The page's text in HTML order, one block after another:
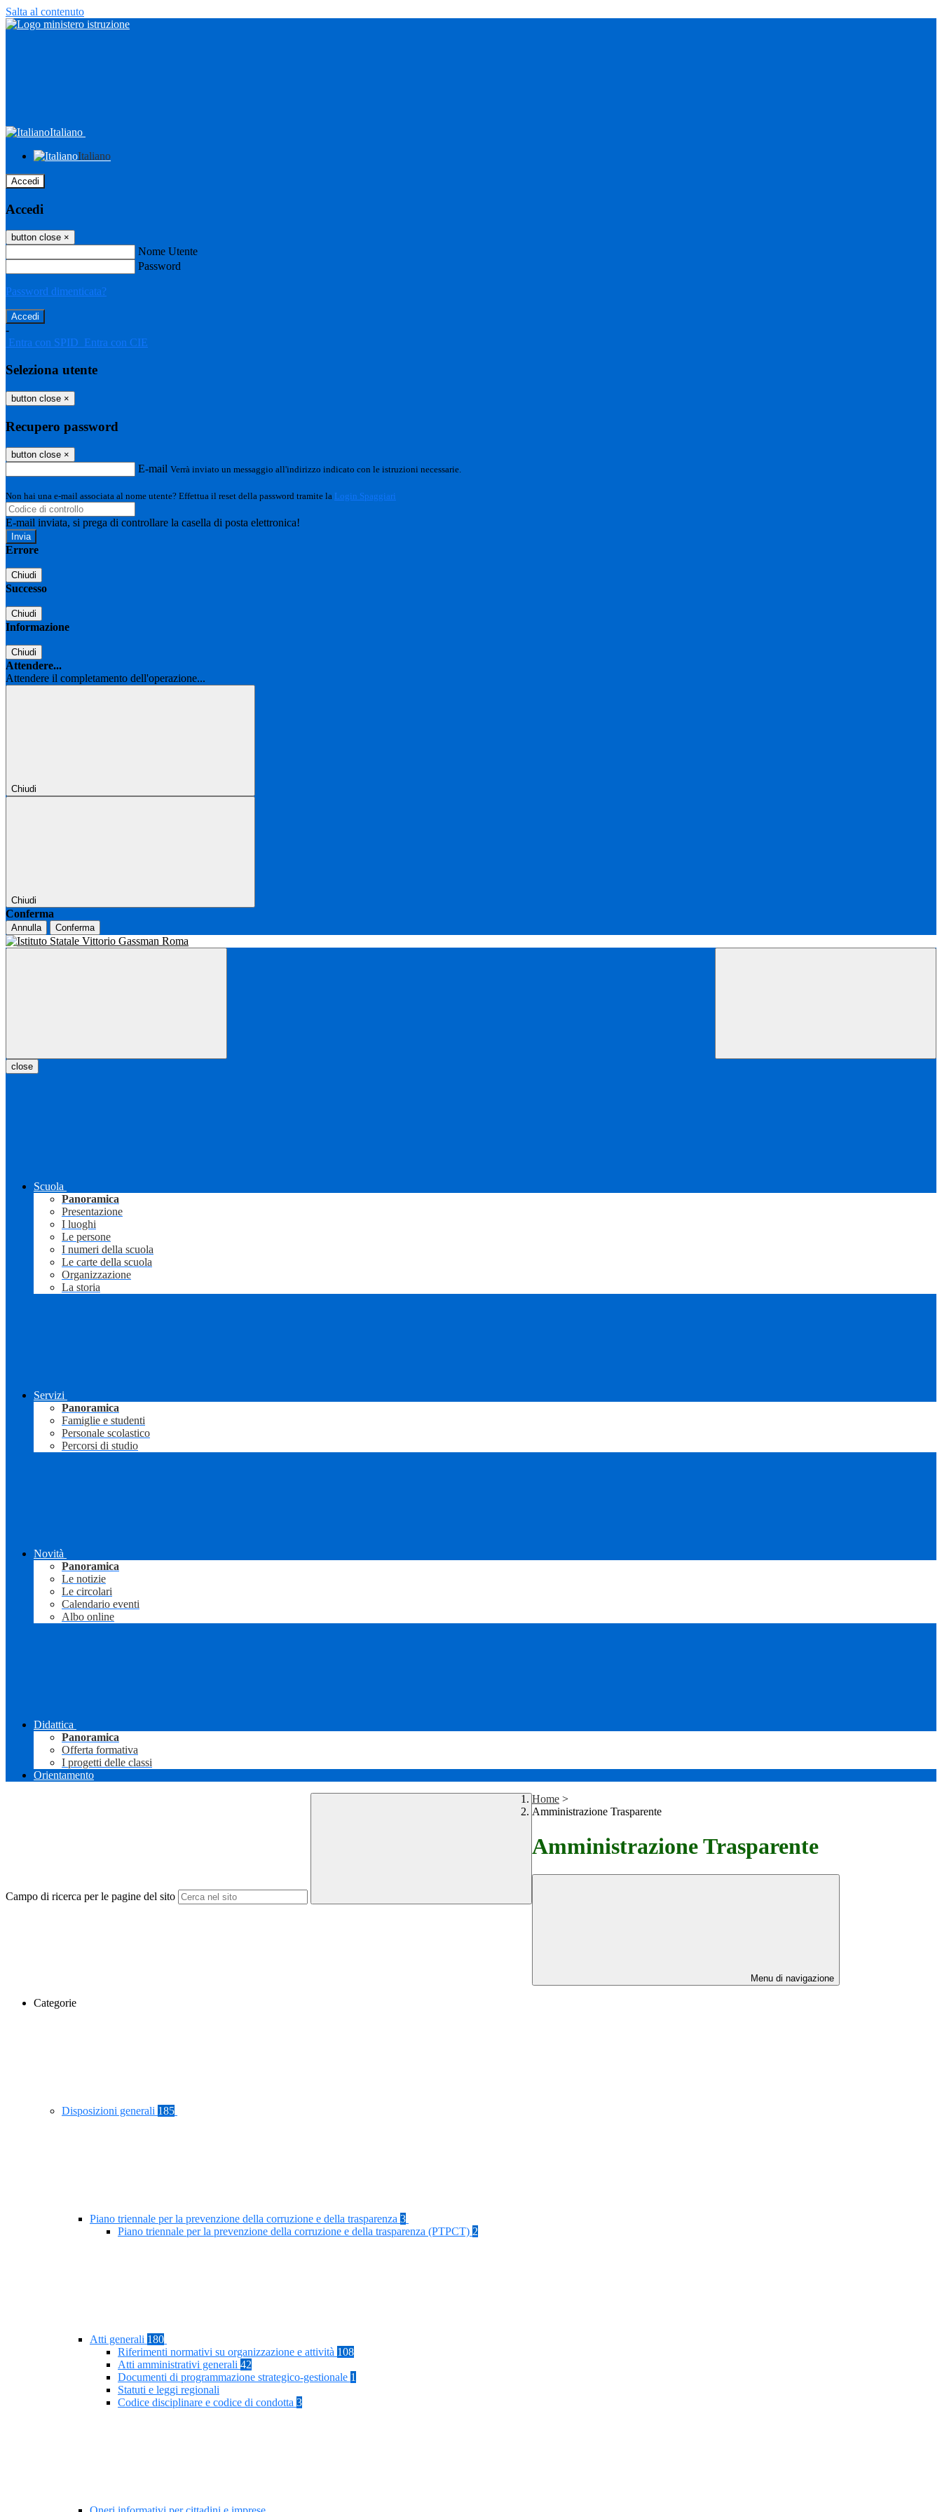
Salta al contenuto
Italiano
Italiano
Accedi
Accedi
button close ×
Nome Utente
Password
Password dimenticata?
-
Entra con SPID Entra con CIE
Seleziona utente
button close ×
Recupero password
button close ×
E-mail Verrà inviato un messaggio all'indirizzo indicato con le istruzioni necessarie.
Non hai una e-mail associata al nome utente? Effettua il reset della password tramite la Login Spaggiari
E-mail inviata, si prega di controllare la casella di posta elettronica!
Errore
Chiudi
Successo
Chiudi
Informazione
Chiudi
Attendere...
Attendere il completamento dell'operazione...
Chiudi
Chiudi
Conferma
Annulla Conferma
close
Scuola
Panoramica
Presentazione
I luoghi
Le persone
I numeri della scuola
Le carte della scuola
Organizzazione
La storia
Servizi
Panoramica
Famiglie e studenti
Personale scolastico
Percorsi di studio
Novità
Panoramica
Le notizie
Le circolari
Calendario eventi
Albo online
Didattica
Panoramica
Offerta formativa
I progetti delle classi
Orientamento
Campo di ricerca per le pagine del sito
Home >
Amministrazione Trasparente
Amministrazione Trasparente
Menu di navigazione
Categorie
Disposizioni generali 185
Piano triennale per la prevenzione della corruzione e della trasparenza 3
Piano triennale per la prevenzione della corruzione e della trasparenza (PTPCT) 2
Atti generali 180
Riferimenti normativi su organizzazione e attività 108
Atti amministrativi generali 42
Documenti di programmazione strategico-gestionale 1
Statuti e leggi regionali
Codice disciplinare e codice di condotta 3